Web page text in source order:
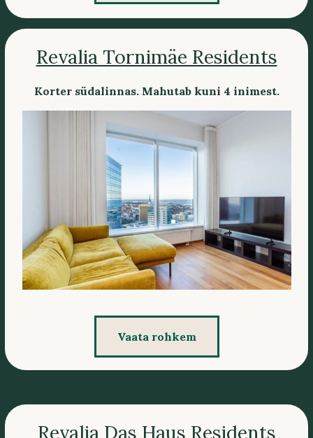
Revalia Tornimäe Residents
Korter südalinnas. Mahutab kuni 4 inimest.
Vaata rohkem
Revalia Das Haus Residents